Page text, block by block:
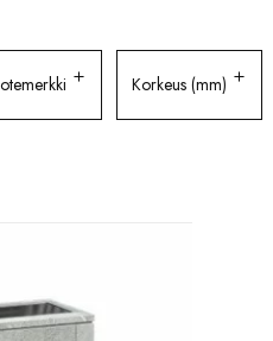
Korkeus (mm)